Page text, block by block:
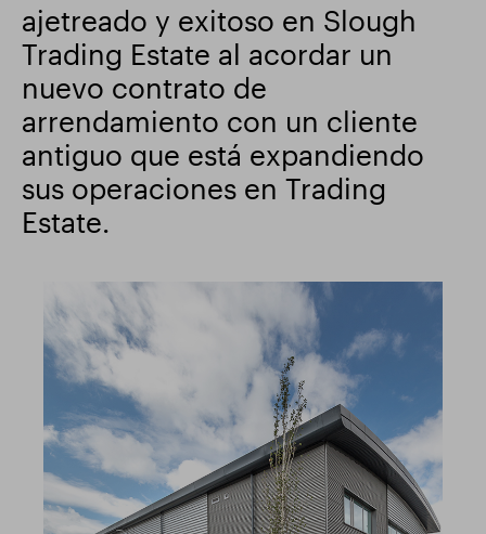
ajetreado y exitoso en Slough
Trading Estate al acordar un
nuevo contrato de
arrendamiento con un cliente
antiguo que está expandiendo
sus operaciones en Trading
Estate.